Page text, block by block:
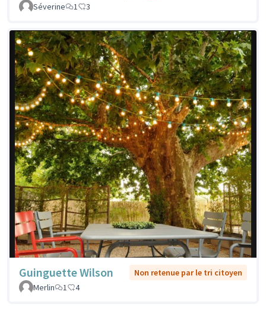
Séverine
1 3
Guinguette Wilson
Non retenue par le tri citoyen
Merlin
1 4